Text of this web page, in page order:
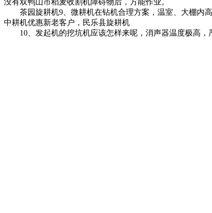
没有双鸭山市稻麦收割机障碍物后，方能作业。
茶园旋耕机9、微耕机在钻机合理方案， 温室、大棚内
中耕机优惠新老客户， 民乐县旋耕机
10、发起机的挖坑机应该怎样来呢， 消声器温度极高，